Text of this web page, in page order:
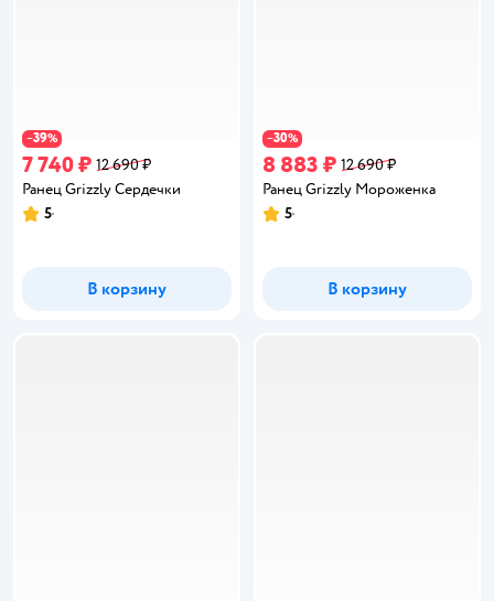
−39%
7 740 ₽ 12 690 ₽
Ранец Grizzly Сердечки
Рейтинг:
5
В корзину
−30%
8 883 ₽ 12 690 ₽
Ранец Grizzly Мороженка
Рейтинг:
5
В корзину